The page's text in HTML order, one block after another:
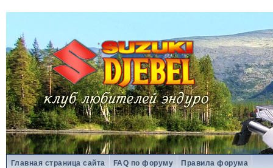
Главная страница сайта FAQ по форуму Правила форума